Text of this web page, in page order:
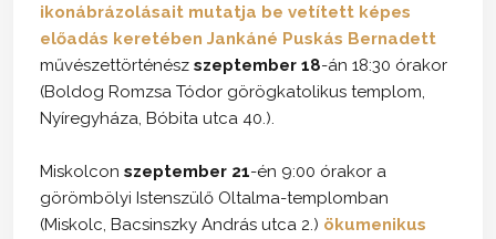
ikonábrázolásait mutatja be vetített képes
előadás keretében Jankáné Puskás Bernadett
művészettörténész szeptember 18-án 18:30 órakor
(Boldog Romzsa Tódor görögkatolikus templom,
Nyíregyháza, Bóbita utca 40.).
Miskolcon szeptember 21-én 9:00 órakor a
görömbölyi Istenszülő Oltalma-templomban
(Miskolc, Bacsinszky András utca 2.) ökumenikus